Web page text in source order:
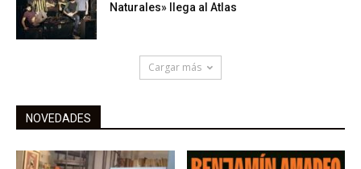
Naturales» llega al Atlas
Cargar más
NOVEDADES